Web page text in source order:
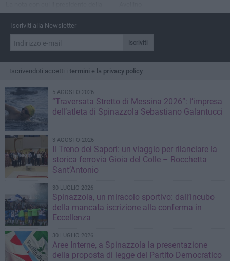
Bat esprime la sua gratitudine nei
confronti del Prefetto uscente
Iscriviti alla Newsletter
Iscriviti
Iscrivendoti accetti i termini e la privacy policy
5 AGOSTO 2026
“Traversata Stretto di Messina 2026”: l’impresa
dell’atleta di Spinazzola Sebastiano Galantucci
3 AGOSTO 2026
Il Treno dei Sapori: un viaggio per rilanciare la
storica ferrovia Gioia del Colle – Rocchetta
Sant’Antonio
30 LUGLIO 2026
Spinazzola, un miracolo sportivo: dall’incubo
della mancata iscrizione alla conferma in
Eccellenza
30 LUGLIO 2026
Aree Interne, a Spinazzola la presentazione
della proposta di legge del Partito Democratico